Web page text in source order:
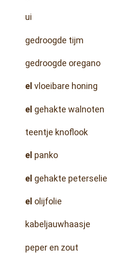
ui
gedroogde tijm
gedroogde oregano
el vloeibare honing
el gehakte walnoten
teentje knoflook
el panko
el gehakte peterselie
el olijfolie
kabeljauwhaasje
peper en zout